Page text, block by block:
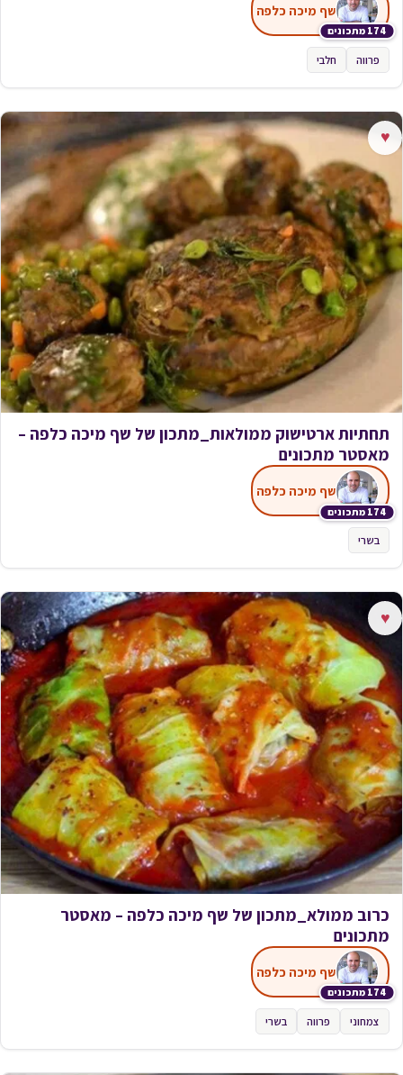
174 מתכונים
שף מיכה כלפה
פרווה חלבי
♥
תחתיות ארטישוק ממולאות_מתכון של שף מיכה כלפה –
מאסטר מתכונים
174 מתכונים
שף מיכה כלפה
בשרי
♥
כרוב ממולא_מתכון של שף מיכה כלפה – מאסטר
מתכונים
174 מתכונים
שף מיכה כלפה
צמחוני פרווה בשרי